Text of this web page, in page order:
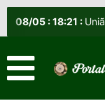
08/05 :18:21 : União